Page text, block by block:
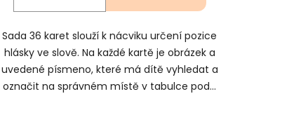
Sada 36 karet slouží k nácviku určení pozice
hlásky ve slově. Na každé kartě je obrázek a
uvedené písmeno, které má dítě vyhledat a
označit na správném místě v tabulce pod...